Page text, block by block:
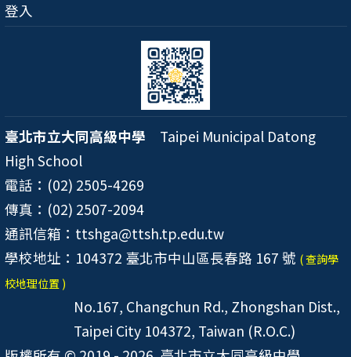
登入
臺北市立大同高級中學 Taipei Municipal Datong
High School
電話：(02) 2505-4269
傳真：(02) 2507-2094
通訊信箱：ttshga@ttsh.tp.edu.tw
學校地址：104372 臺北市中山區長春路 167 號 ( 查詢學
校地理位置 )
No.167, Changchun Rd., Zhongshan Dist.,
Taipei City 104372, Taiwan (R.O.C.)